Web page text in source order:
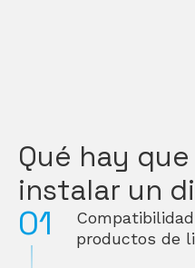
Qué hay
instalar un
productos de